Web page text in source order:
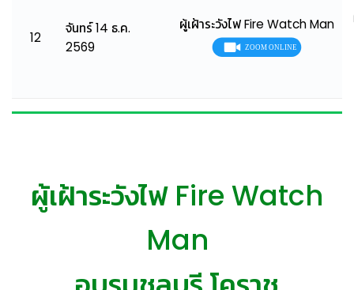
12
จันทร์ 14 ธ.ค.
2569
ผู้เฝ้าระวังไฟ Fire Watch Man
ผู้เฝ้าระวังไฟ Fire Watch
Man